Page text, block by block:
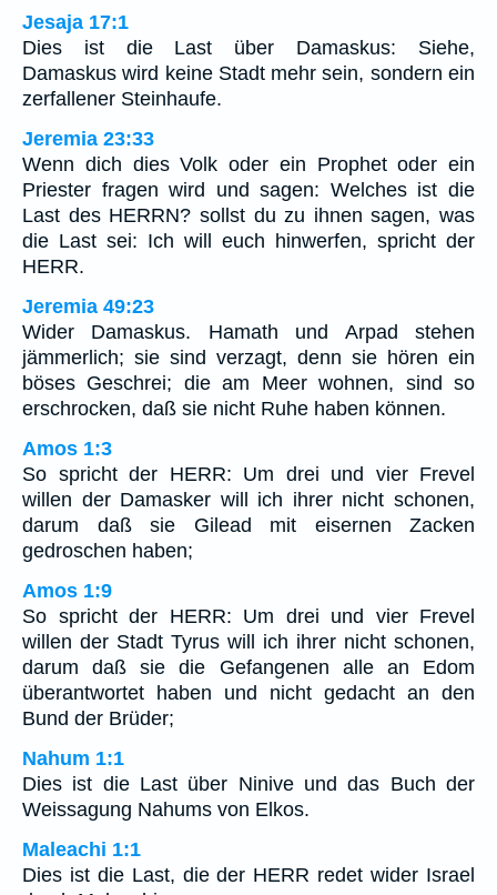
Jesaja 17:1
Dies ist die Last über Damaskus: Siehe,
Damaskus wird keine Stadt mehr sein, sondern ein
zerfallener Steinhaufe.
Jeremia 23:33
Wenn dich dies Volk oder ein Prophet oder ein
Priester fragen wird und sagen: Welches ist die
Last des HERRN? sollst du zu ihnen sagen, was
die Last sei: Ich will euch hinwerfen, spricht der
HERR.
Jeremia 49:23
Wider Damaskus. Hamath und Arpad stehen
jämmerlich; sie sind verzagt, denn sie hören ein
böses Geschrei; die am Meer wohnen, sind so
erschrocken, daß sie nicht Ruhe haben können.
Amos 1:3
So spricht der HERR: Um drei und vier Frevel
willen der Damasker will ich ihrer nicht schonen,
darum daß sie Gilead mit eisernen Zacken
gedroschen haben;
Amos 1:9
So spricht der HERR: Um drei und vier Frevel
willen der Stadt Tyrus will ich ihrer nicht schonen,
darum daß sie die Gefangenen alle an Edom
überantwortet haben und nicht gedacht an den
Bund der Brüder;
Nahum 1:1
Dies ist die Last über Ninive und das Buch der
Weissagung Nahums von Elkos.
Maleachi 1:1
Dies ist die Last, die der HERR redet wider Israel